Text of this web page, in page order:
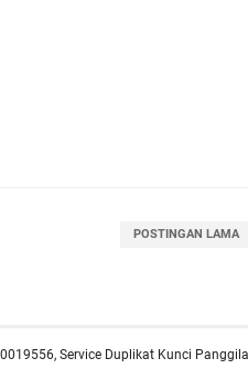
POSTINGAN LAMA
Service Duplikat Kunci